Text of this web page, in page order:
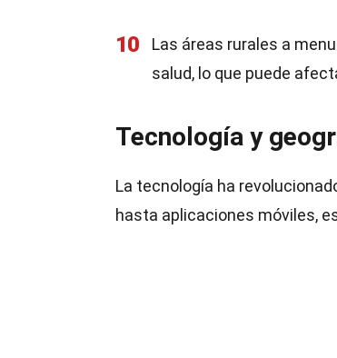
10
Las áreas rurales a
salud, lo que puede
Tecnología y
La tecnología ha
hasta aplicaciones móviles,